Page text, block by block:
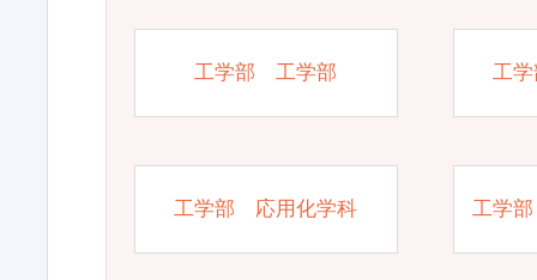
工学部 工学部 工
工学部 応用化学科 工学